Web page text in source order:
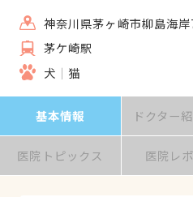
神奈川県茅ヶ崎市柳島海
茅ケ崎駅
犬
猫
基本情報 ドクター
医院トピックス 医院レ